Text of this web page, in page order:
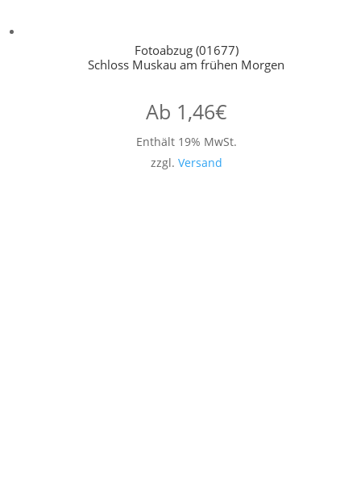
Fotoabzug (01677)
Schloss Muskau am frühen Morgen
Ab 1,46€
Enthält 19% MwSt.
zzgl. Versand